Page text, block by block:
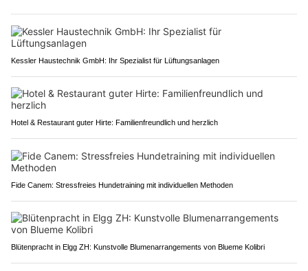
Kessler Haustechnik GmbH: Ihr Spezialist für Lüftungsanlagen
Hotel & Restaurant guter Hirte: Familienfreundlich und herzlich
Fide Canem: Stressfreies Hundetraining mit individuellen Methoden
Blütenpracht in Elgg ZH: Kunstvolle Blumenarrangements von Blueme Kolibri